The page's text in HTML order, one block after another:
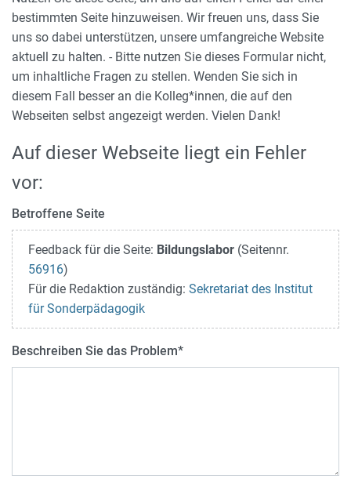
bestimmten Seite hinzuweisen. Wir freuen uns, dass Sie
uns so dabei unterstützen, unsere umfangreiche Website
aktuell zu halten. - Bitte nutzen Sie dieses Formular nicht,
um inhaltliche Fragen zu stellen. Wenden Sie sich in
diesem Fall besser an die Kolleg*innen, die auf den
Webseiten selbst angezeigt werden. Vielen Dank!
Auf dieser Webseite liegt ein Fehler
vor:
Betroffene Seite
Feedback für die Seite: Bildungslabor (Seitennr.
56916)
Für die Redaktion zuständig: Sekretariat des Institut
für Sonderpädagogik
Beschreiben Sie das Problem*